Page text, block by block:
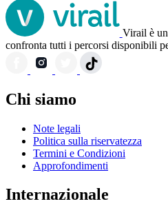
Virail è
confronta tutti i percorsi disponibili
Chi siamo
Note legali
Politica sulla riservatezza
Termini e Condizioni
Approfondimenti
Internazionale